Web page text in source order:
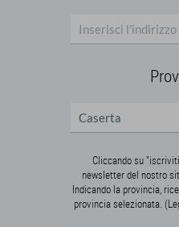
Cliccando su
newsletter del nostro
Indicando la provincia,
provincia selezionata.